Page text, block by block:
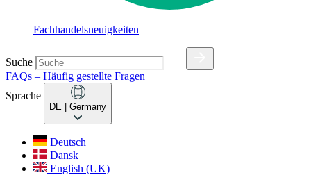
Fachhandelsneuigkeiten
Suche
FAQs – Häufig gestellte Fragen
Sprache
DE | Germany
Deutsch
Dansk
English (UK)